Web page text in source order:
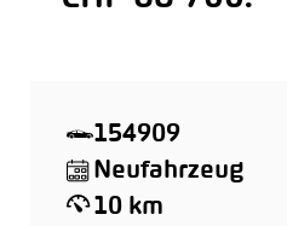
154909
Neufahrzeug
10 km